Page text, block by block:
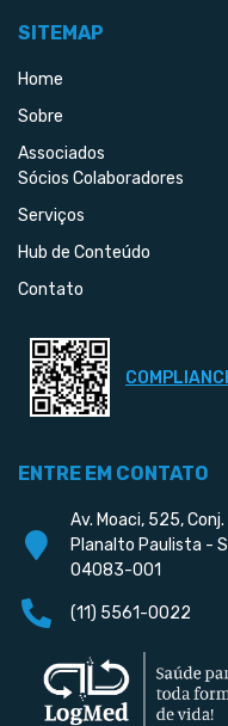
SITEMAP
Home
Sobre
Associados
Sócios Colaboradores
Serviços
Hub de Conteúdo
Contato
ENTRE EM CONTATO
Av. Moaci, 525,
Planalto Paulista -
04083-001
(11) 5561-0022